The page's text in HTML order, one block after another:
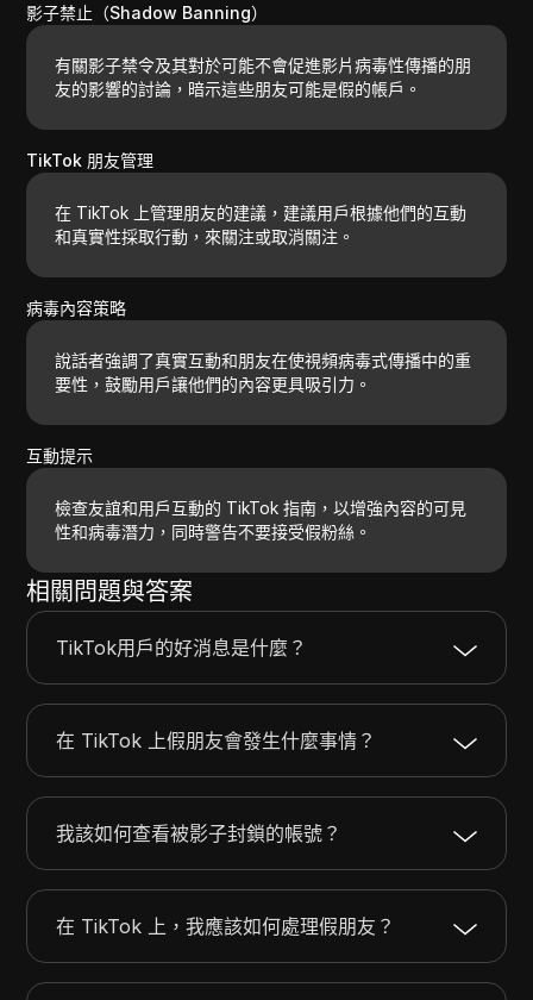
影子禁止（Shadow Banning）
有關影子禁令及其對於可能不會促進影片病毒性傳播的朋
友的影響的討論，暗示這些朋友可能是假的帳戶。
TikTok 朋友管理
在 TikTok 上管理朋友的建議，建議用戶根據他們的互動
和真實性採取行動，來關注或取消關注。
病毒內容策略
說話者強調了真實互動和朋友在使視頻病毒式傳播中的重
要性，鼓勵用戶讓他們的內容更具吸引力。
互動提示
檢查友誼和用戶互動的 TikTok 指南，以增強內容的可見
性和病毒潛力，同時警告不要接受假粉絲。
相關問題與答案
TikTok用戶的好消息是什麼？
在 TikTok 上假朋友會發生什麼事情？
我該如何查看被影子封鎖的帳號？
在 TikTok 上，我應該如何處理假朋友？